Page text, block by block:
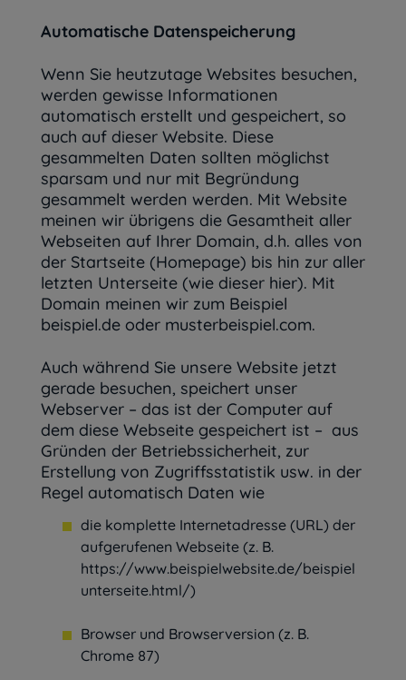
Automatische Datenspeicherung
Wenn Sie heutzutage Websites besuchen,
werden gewisse Informationen
automatisch erstellt und gespeichert, so
auch auf dieser Website. Diese
gesammelten Daten sollten möglichst
sparsam und nur mit Begründung
gesammelt werden werden. Mit Website
meinen wir übrigens die Gesamtheit aller
Webseiten auf Ihrer Domain, d.h. alles von
der Startseite (Homepage) bis hin zur aller
letzten Unterseite (wie dieser hier). Mit
Domain meinen wir zum Beispiel
beispiel.de oder musterbeispiel.com.
Auch während Sie unsere Website jetzt
gerade besuchen, speichert unser
Webserver – das ist der Computer auf
dem diese Webseite gespeichert ist – aus
Gründen der Betriebssicherheit, zur
Erstellung von Zugriffsstatistik usw. in der
Regel automatisch Daten wie
die komplette Internetadresse (URL) der
aufgerufenen Webseite (z. B.
https://www.beispielwebsite.de/beispiel
unterseite.html/)
Browser und Browserversion (z. B.
Chrome 87)